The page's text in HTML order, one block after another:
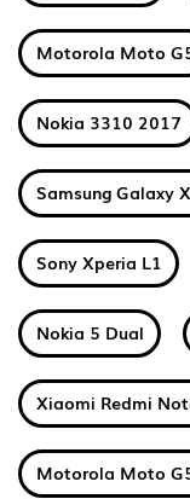
Motorola Moto
Nokia 3310 2017
Samsung Galaxy
Sony Xperia L1
Nokia 5 Dual
Xiaomi Redmi
Motorola Moto